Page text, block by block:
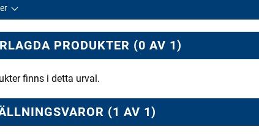
PRODUKTER (0 AV 1)
finns i detta urval.
(1 AV 1)